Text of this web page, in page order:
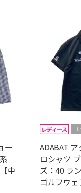
ー
中
ADABAT
ロシャツ
ズ：40 ラ
ゴルフウェ